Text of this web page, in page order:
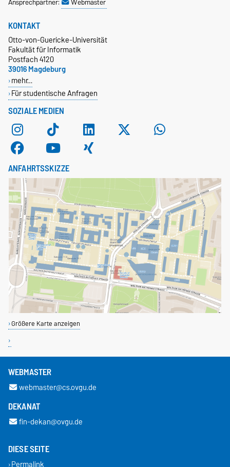
SOZIALE MEDIEN
KONTAKT
Otto-von-Guericke-Universität
Fakultät für Informatik
Postfach 4120
39016 Magdeburg
mehr…
Für studentische Anfragen
ANFAHRTSSKIZZE
Größere Karte anzeigen
WEBMASTER
webmaster@cs.ovgu.de
DEKANAT
fin-dekan@ovgu.de
DIESE SEITE
Permalink